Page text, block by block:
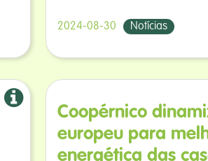
2024-08-30 Notícias
Coopérnico
europeu para
energética das